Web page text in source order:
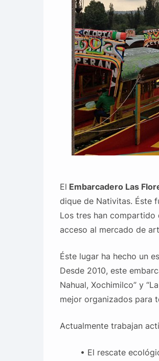
El Embarcadero Las
dique de Nativitas. Éste
Los tres han compartido
acceso al mercado de
Éste lugar ha hecho un
Desde 2010, este
Nahual, Xochimilco” y
mejor organizados para
Actualmente trabajan
• El rescate